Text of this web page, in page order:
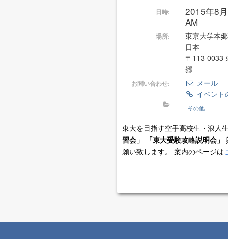
日時:
2015年8
AM
場所:
東京大学本
日本
〒113-0033
郷
お問い合わせ:
メール
イベン
その他
東大を目指す空手高校生・浪人
習会」
「東大受験攻略説明会」
願い致します。 案内のページは